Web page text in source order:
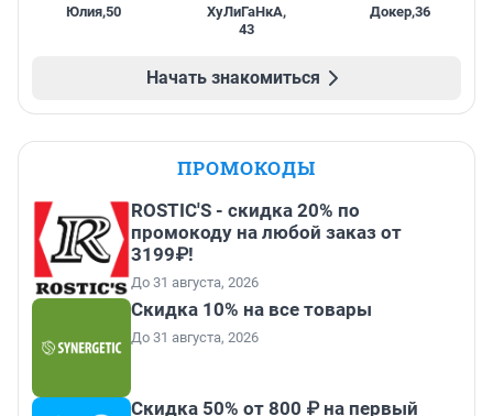
Юлия,50 ХуЛиГаНкА,
43
Докер,36
Начать знакомиться
ПРОМОКОДЫ
ROSTIC'S - скидка 20% по
промокоду на любой заказ от
3199₽!
До 31 августа, 2026
Скидка 10% на все товары
До 31 августа, 2026
Скидка 50% от 800 ₽ на первый